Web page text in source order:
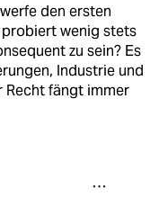
den ersten
probiert wenig stets
zu sein? Es
Industrie und
Recht fängt immer